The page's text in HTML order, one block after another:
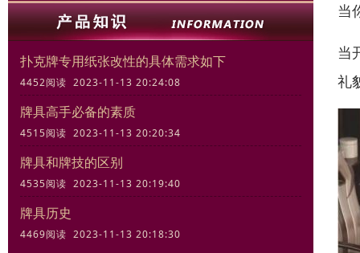
扑克牌专用纸张改性的具体需求如下
4452阅读 2023-11-13 20:24:08
牌具高手必备的素质
4515阅读 2023-11-13 20:20:34
牌具和牌技的区别
4535阅读 2023-11-13 20:19:40
牌具历史
4469阅读 2023-11-13 20:18:30
当
当
礼